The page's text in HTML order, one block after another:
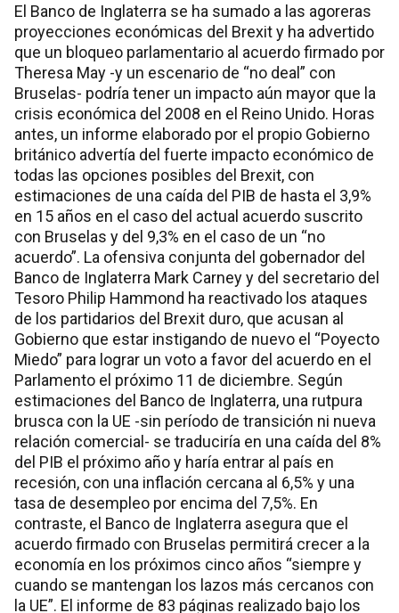
El Banco de Inglaterra se ha sumado a las agoreras
proyecciones económicas del Brexit y ha advertido
que un bloqueo parlamentario al acuerdo firmado por
Theresa May -y un escenario de “no deal” con
Bruselas- podría tener un impacto aún mayor que la
crisis económica del 2008 en el Reino Unido. Horas
antes, un informe elaborado por el propio Gobierno
británico advertía del fuerte impacto económico de
todas las opciones posibles del Brexit, con
estimaciones de una caída del PIB de hasta el 3,9%
en 15 años en el caso del actual acuerdo suscrito
con Bruselas y del 9,3% en el caso de un “no
acuerdo”. La ofensiva conjunta del gobernador del
Banco de Inglaterra Mark Carney y del secretario del
Tesoro Philip Hammond ha reactivado los ataques
de los partidarios del Brexit duro, que acusan al
Gobierno que estar instigando de nuevo el “Poyecto
Miedo” para lograr un voto a favor del acuerdo en el
Parlamento el próximo 11 de diciembre. Según
estimaciones del Banco de Inglaterra, una rutpura
brusca con la UE -sin período de transición ni nueva
relación comercial- se traduciría en una caída del 8%
del PIB el próximo año y haría entrar al país en
recesión, con una inflación cercana al 6,5% y una
tasa de desempleo por encima del 7,5%. En
contraste, el Banco de Inglaterra asegura que el
acuerdo firmado con Bruselas permitirá crecer a la
economía en los próximos cinco años “siempre y
cuando se mantengan los lazos más cercanos con
la UE”. El informe de 83 páginas realizado bajo los